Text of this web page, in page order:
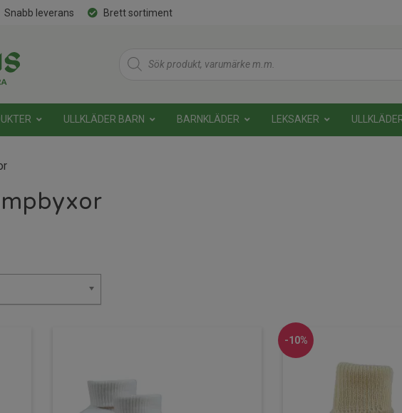
Snabb leverans Brett sortiment
Products
search
ULLKLÄDER BARN BARNKLÄDER LEKSAKER
-10%